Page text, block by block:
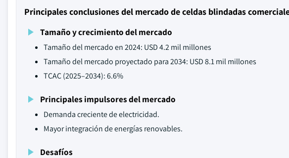
Principales conclusiones del mercado de celdas blindadas
Tamaño y crecimiento del mercado
Tamaño del mercado en 2024: USD 4.2 mil millones
Tamaño del mercado proyectado para 2034: USD 8.1 mil millones
TCAC (2025–2034): 6.6%
Principales impulsores del mercado
Demanda creciente de electricidad.
Mayor integración de energías renovables.
Desafíos